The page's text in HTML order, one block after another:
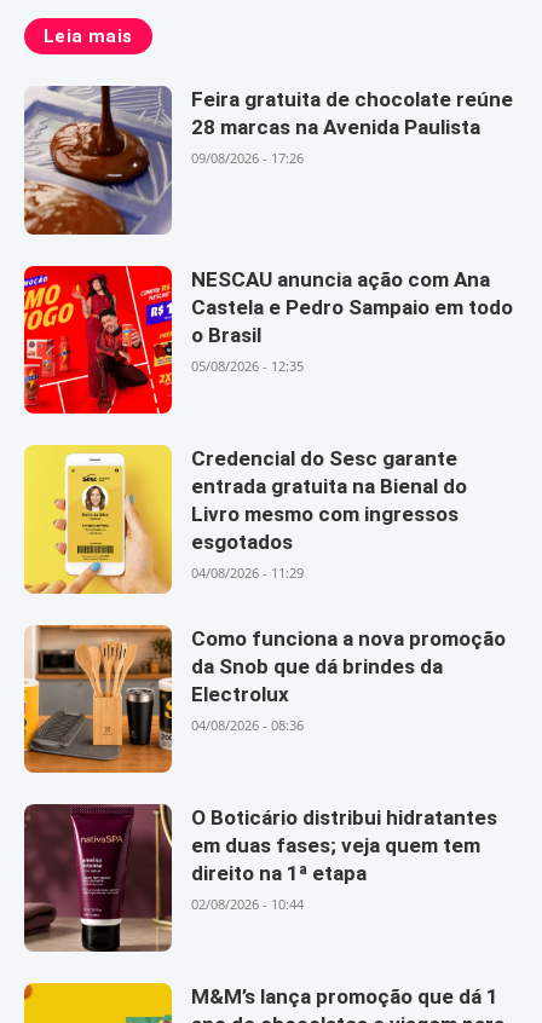
Leia mais
Feira gratuita de chocolate reúne
28 marcas na Avenida Paulista
09/08/2026 - 17:26
NESCAU anuncia ação com Ana
Castela e Pedro Sampaio em todo
o Brasil
05/08/2026 - 12:35
Credencial do Sesc garante
entrada gratuita na Bienal do
Livro mesmo com ingressos
esgotados
04/08/2026 - 11:29
Como funciona a nova promoção
da Snob que dá brindes da
Electrolux
04/08/2026 - 08:36
O Boticário distribui hidratantes
em duas fases; veja quem tem
direito na 1ª etapa
02/08/2026 - 10:44
M&M’s lança promoção que dá 1